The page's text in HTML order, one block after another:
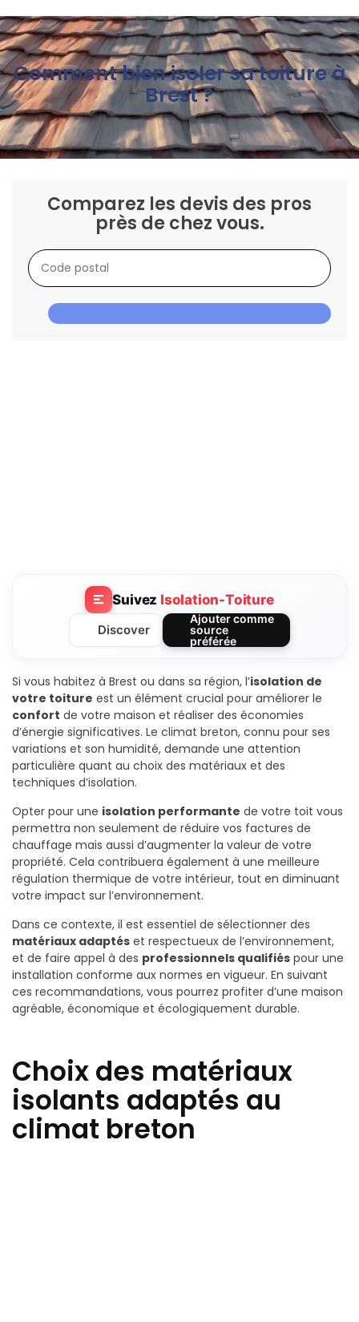
Comment bien isoler sa toiture à
Brest ?
Comparez les devis des pros
près de chez vous.
Suivez Isolation-Toiture
Discover
Ajouter comme
source
préférée
Si vous habitez à Brest ou dans sa région, l’isolation de
votre toiture est un élément crucial pour améliorer le
confort de votre maison et réaliser des économies
d’énergie significatives. Le climat breton, connu pour ses
variations et son humidité, demande une attention
particulière quant au choix des matériaux et des
techniques d’isolation.
Opter pour une isolation performante de votre toit vous
permettra non seulement de réduire vos factures de
chauffage mais aussi d’augmenter la valeur de votre
propriété. Cela contribuera également à une meilleure
régulation thermique de votre intérieur, tout en diminuant
votre impact sur l’environnement.
Dans ce contexte, il est essentiel de sélectionner des
matériaux adaptés et respectueux de l’environnement,
et de faire appel à des professionnels qualifiés pour une
installation conforme aux normes en vigueur. En suivant
ces recommandations, vous pourrez profiter d’une maison
agréable, économique et écologiquement durable.
Choix des matériaux
isolants adaptés au
climat breton